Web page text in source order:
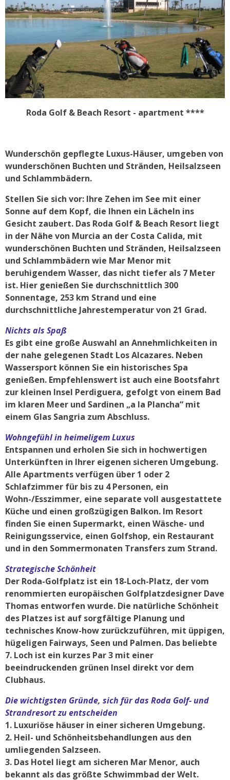
Roda Golf & Beach Resort - apartment ****
Wunderschön gepflegte Luxus-Häuser, umgeben von
wunderschönen Buchten und Stränden, Heilsalzseen
und Schlammbädern.
Stellen Sie sich vor: Ihre Zehen im See mit einer
Sonne auf dem Kopf, die Ihnen ein Lächeln ins
Gesicht zaubert. Das Roda Golf & Beach Resort liegt
in der Nähe von Murcia an der Costa Calida, mit
wunderschönen Buchten und Stränden, Heilsalzseen
und Schlammbädern wie Mar Menor mit
beruhigendem Wasser, das nicht tiefer als 7 Meter
ist. Hier genießen Sie durchschnittlich 300
Sonnentage, 253 km Strand und eine
durchschnittliche Jahrestemperatur von 21 Grad.
Nichts als Spaß
Es gibt eine große Auswahl an Annehmlichkeiten in
der nahe gelegenen Stadt Los Alcazares. Neben
Wassersport können Sie ein historisches Spa
genießen. Empfehlenswert ist auch eine Bootsfahrt
zur kleinen Insel Perdiguera, gefolgt von einem Bad
im klaren Meer und Sardinen „a la Plancha“ mit
einem Glas Sangria zum Abschluss.
Wohngefühl in heimeligem Luxus
Entspannen und erholen Sie sich in hochwertigen
Unterkünften in Ihrer eigenen sicheren Umgebung.
Alle Apartments verfügen über 1 oder 2
Schlafzimmer für bis zu 4 Personen, ein
Wohn-/Esszimmer, eine separate voll ausgestattete
Küche und einen großzügigen Balkon. Im Resort
finden Sie einen Supermarkt, einen Wäsche- und
Reinigungsservice, einen Golfshop, ein Restaurant
und in den Sommermonaten Transfers zum Strand.
Strategische Schönheit
Der Roda-Golfplatz ist ein 18-Loch-Platz, der vom
renommierten europäischen Golfplatzdesigner Dave
Thomas entworfen wurde. Die natürliche Schönheit
des Platzes ist auf sorgfältige Planung und
technisches Know-how zurückzuführen, mit üppigen,
hügeligen Fairways, Seen und Palmen. Das beliebte
7. Loch ist ein kurzes Par 3 mit einer
beeindruckenden grünen Insel direkt vor dem
Clubhaus.
Die wichtigsten Gründe, sich für das Roda Golf- und
Strandresort zu entscheiden
1. Luxuriöse häuser in einer sicheren Umgebung.
2. Heil- und Schönheitsbehandlungen aus den
umliegenden Salzseen.
3. Das Hotel liegt am sicheren Mar Menor, auch
bekannt als das größte Schwimmbad der Welt.